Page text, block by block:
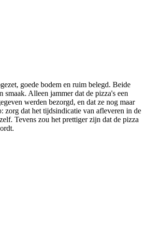
goede bodem en ruim belegd. Beide
smaak. Alleen jammer dat de pizza's een
werden bezorgd, en dat ze nog maar
zorg dat het tijdsindicatie van afleveren in de
Tevens zou het prettiger zijn dat de pizza